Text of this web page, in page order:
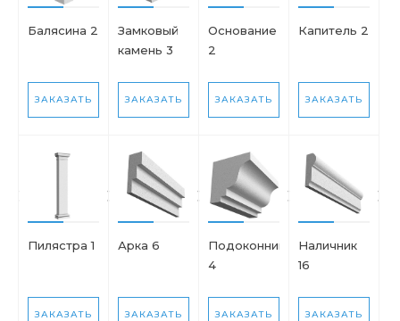
Балясина 2
ЗАКАЗАТЬ
Замковый
камень 3
ЗАКАЗАТЬ
Основание
2
ЗАКАЗАТЬ
Капитель 2
ЗАКАЗАТЬ
Пилястра 1
ЗАКАЗАТЬ
Арка 6
ЗАКАЗАТЬ
Подоконник
4
ЗАКАЗАТЬ
Наличник
16
ЗАКАЗАТЬ